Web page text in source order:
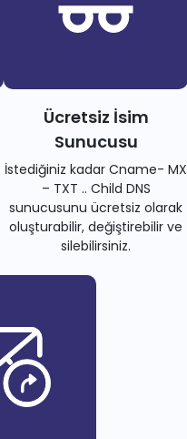
Ücretsiz İsim
Sunucusu
İstediğiniz kadar Cname- MX
– TXT .. Child DNS
sunucusunu ücretsiz olarak
oluşturabilir, değiştirebilir ve
silebilirsiniz.